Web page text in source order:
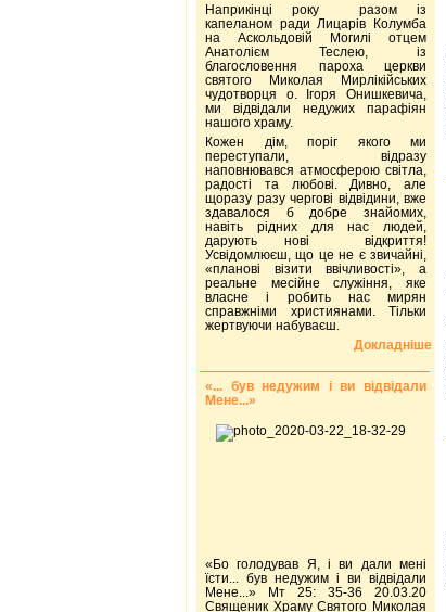
Наприкінці року разом із
капеланом ради Лицарів Колумба
на Аскольдовій Могилі отцем
Анатолієм Теслею, із
благословення пароха церкви
святого Миколая Мирлікійських
чудотворця о. Ігоря Онишкевича,
ми відвідали недужих парафіян
нашого храму.
Кожен дім, поріг якого ми
переступали, відразу
наповнювався атмосферою світла,
радості та любові. Дивно, але
щоразу разу чергові відвідини, вже
здавалося б добре знайомих,
навіть рідних для нас людей,
дарують нові відкриття!
Усвідомлюєш, що це не є звичайні,
«планові візити ввічливості», а
реальне месійне служіння, яке
власне і робить нас мирян
справжніми християнами. Тільки
жертвуючи набуваєш.
Докладніше
«... був недужим і ви відвідали
Мене...»
«Бо голодував Я, і ви дали мені
їсти... був недужим і ви відвідали
Мене...» Мт 25: 35-36 20.03.20
Священик Храму Святого Миколая